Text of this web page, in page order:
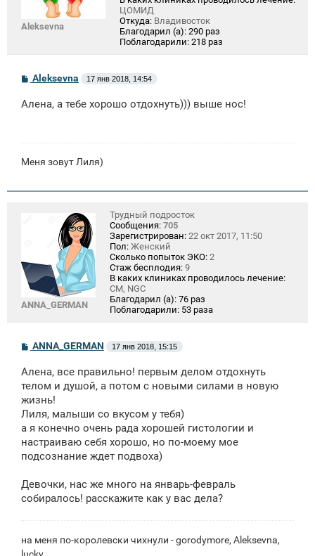
Aleksevna
ЦОМИД
Откуда: Владивосток
Благодарил (а): 290 раз
Поблагодарили: 218 раз
С
о
б
Aleksevna 17 янв 2018, 14:54
Алена, а тебе хорошо отдохнуть))) выше нос!
Меня зовут Лиля)
ANNA_GERMAN
Трудный подросток
Сообщения: 705
Зарегистрирован: 22 окт 2017, 11:50
Пол: Женский
Сколько попыток ЭКО: 2
Стаж бесплодия: 9
В каких клиниках проводилось лечение:
СМ, NGC
Благодарил (а): 76 раз
Поблагодарили: 53 раза
С
б
щ
н
и
ANNA_GERMAN 17 янв 2018, 15:15
Алена, все правильно! первым делом отдохнуть
телом и душой, а потом с новыми силами в новую
жизнь!
Лиля, малыши со вкусом у тебя)
а я конечно очень рада хорошей гистологии и
настраиваю себя хорошо, но по-моему мое
подсознание ждет подвоха)
Девочки, нас же много на январь-февраль
собиралось! расскажите как у вас дела?
на меня по-королевски чихнули - gorodymore, Aleksevna,